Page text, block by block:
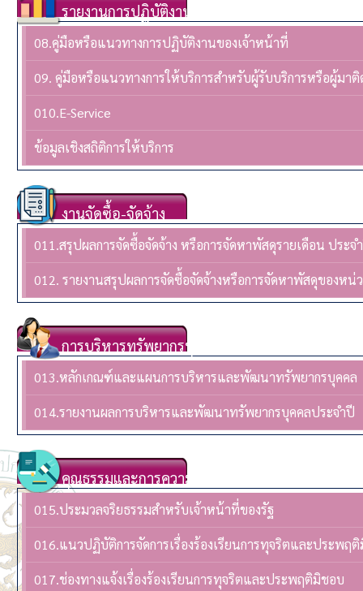
รายงานการปฏิบัติงาน
08.คู่มือหรือแนวทางการปฏิบัติงานของเจ้าหน้าที่
09. คู่มือหรือแนวทางการให้บริการสำหรับผู้รับบริการหรือผู้มา
010.E-Service
ข้อมูลเชิงสถิติการให้บริการ
งานจัดซื้อ-จัดจ้าง
011.สรุปผลการจัดซื้อจัดจ้าง หรือการจัดหาพัสดุรายเดือน ประ
012. รายงานสรุปผลการจัดซื้อจัดจ้างหรือการจัดหาพัสดุของห
การบริหารทรัพยากรบุคล
013.หลักเกณฑ์และแผนการบริหารและพัฒนาทรัพยากรบุคคล
014.รายงานผลการบริหารและพัฒนาทรัพยากรบุคคลประจําปี
คุณธรรมและการความโปร่งใส
015.ประมวลจริยธรรมสำหรับเจ้าหน้าที่ของรัฐ
016.แนวปฏิบัติการจัดการเรื่องร้องเรียนการทุจริตและประพฤ
017.ช่องทางแจ้งเรื่องร้องเรียนการทุจริตและประพฤติมิชอบ